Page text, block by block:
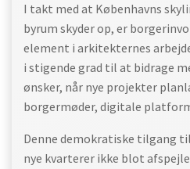
I takt med at Københavns
byrum skyder op, er
element i arkitekternes
i stigende grad til at bidrage
ønsker, når nye projekter
borgermøder, digitale
Denne demokratiske tilgang
nye kvarterer ikke blot